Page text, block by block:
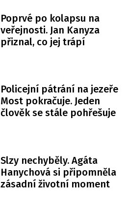
Poprvé po kolapsu na
veřejnosti. Jan Kanyza
přiznal, co jej trápí
Policejní pátrání na jezeře
Most pokračuje. Jeden
člověk se stále pohřešuje
Slzy nechyběly. Agáta
Hanychová si připomněla
zásadní životní moment